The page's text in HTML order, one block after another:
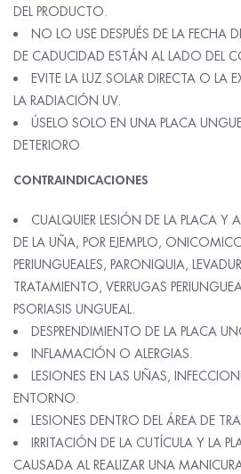
DEL PRODUCTO.
NO LO USE DESPUÉS DE LA FECHA
DE CADUCIDAD ESTÁN AL LADO DEL
EVITE LA LUZ SOLAR DIRECTA O LA
LA RADIACIÓN UV.
ÚSELO SOLO EN UNA PLACA
DETERIORO
CONTRAINDICACIONES
CUALQUIER LESIÓN DE LA PLACA Y
DE LA UÑA, POR EJEMPLO,
PERIUNGUEALES, PARONIQUIA,
TRATAMIENTO, VERRUGAS
PSORIASIS UNGUEAL.
DESPRENDIMIENTO DE LA PLACA
INFLAMACIÓN O ALERGIAS.
LESIONES EN LAS UÑAS,
ENTORNO.
LESIONES DENTRO DEL ÁREA DE
IRRITACIÓN DE LA CUTÍCULA Y LA
CAUSADA AL REALIZAR UNA